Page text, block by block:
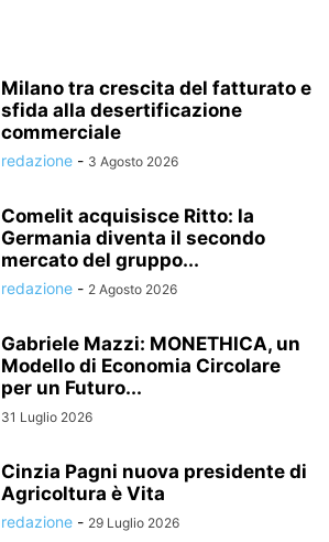
Milano tra crescita del fatturato e
sfida alla desertificazione
commerciale
redazione - 3 Agosto 2026
Comelit acquisisce Ritto: la
Germania diventa il secondo
mercato del gruppo...
redazione - 2 Agosto 2026
Gabriele Mazzi: MONETHICA, un
Modello di Economia Circolare
per un Futuro...
31 Luglio 2026
Cinzia Pagni nuova presidente di
Agricoltura è Vita
redazione - 29 Luglio 2026